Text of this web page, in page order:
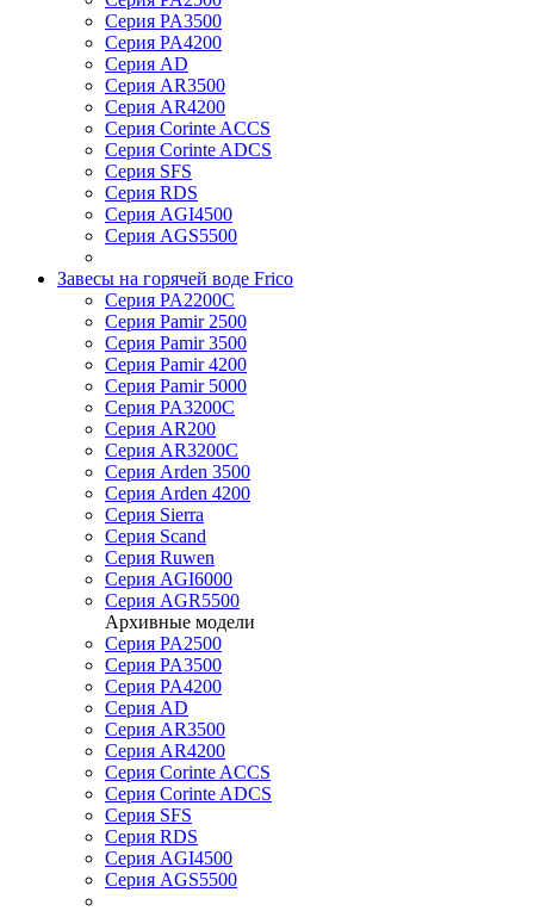
Серия PA3500
Серия PA4200
Серия AD
Серия AR3500
Серия AR4200
Серия Corinte ACCS
Серия Corinte ADCS
Серия SFS
Серия RDS
Серия AGI4500
Серия AGS5500
Завесы на горячей воде Frico
Серия PA2200C
Серия Pamir 2500
Серия Pamir 3500
Серия Pamir 4200
Серия Pamir 5000
Серия PA3200C
Серия AR200
Серия AR3200C
Серия Arden 3500
Серия Arden 4200
Серия Sierra
Серия Scand
Серия Ruwen
Серия AGI6000
Серия AGR5500
Архивные модели
Серия PA2500
Серия PA3500
Серия PA4200
Серия AD
Серия AR3500
Серия AR4200
Серия Corinte ACCS
Серия Corinte ADCS
Серия SFS
Серия RDS
Серия AGI4500
Серия AGS5500